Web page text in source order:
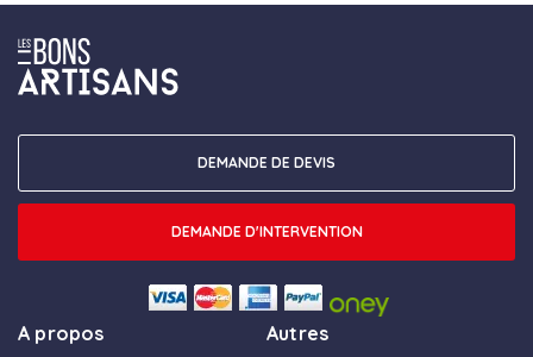
A propos Autres
DEMANDE DE DEVIS
DEMANDE D'INTERVENTION